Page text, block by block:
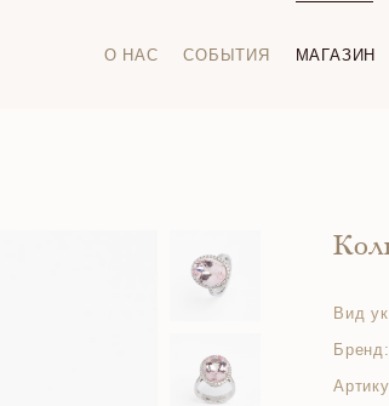
О НАС СОБЫТИЯ МАГАЗИН
Вид
Бренд: